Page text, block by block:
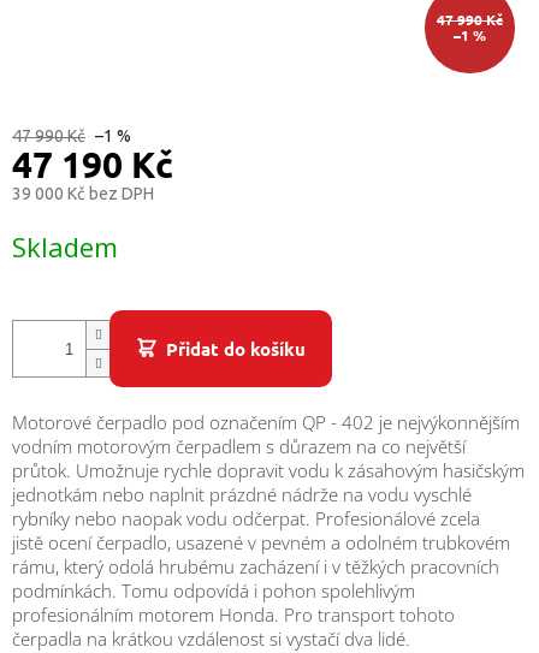
47 990 Kč
–1 %
47 990 Kč –1 %
47 190 Kč
39 000 Kč bez DPH
cena:
Skladem
Přidat do košíku
Motorové čerpadlo pod označením QP - 402 je nejvýkonnějším
vodním motorovým čerpadlem s důrazem na co největší
průtok. Umožnuje rychle dopravit vodu k zásahovým hasičským
jednotkám nebo naplnit prázdné nádrže na vodu vyschlé
rybníky nebo naopak vodu odčerpat. Profesionálové zcela
jistě ocení čerpadlo, usazené v pevném a odolném trubkovém
rámu, který odolá hrubému zacházení i v těžkých pracovních
podmínkách. Tomu odpovídá i pohon spolehlivým
profesionálním motorem Honda. Pro transport tohoto
čerpadla na krátkou vzdálenost si vystačí dva lidé.